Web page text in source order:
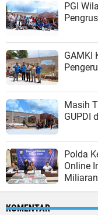
PGI
GAMKI
Masih
GUPDI
Polda
Online
KOMENTAR